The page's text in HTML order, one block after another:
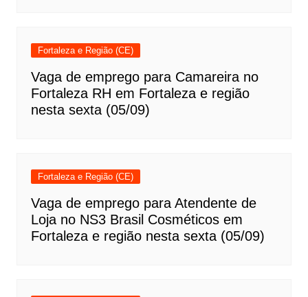
Fortaleza e Região (CE)
Vaga de emprego para Camareira no
Fortaleza RH em Fortaleza e região
nesta sexta (05/09)
Fortaleza e Região (CE)
Vaga de emprego para Atendente de
Loja no NS3 Brasil Cosméticos em
Fortaleza e região nesta sexta (05/09)